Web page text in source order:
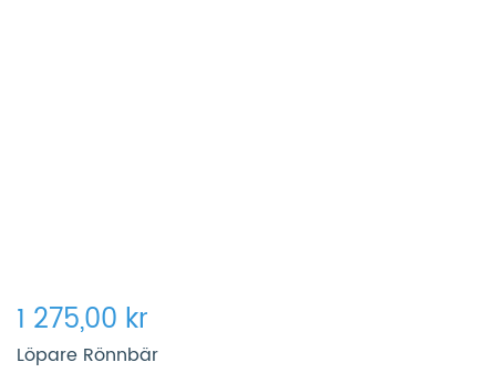
1 275,00 kr
Löpare Rönnbär